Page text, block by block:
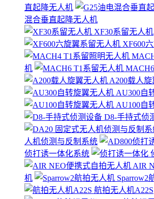
直起降无人机
混合垂直起降无人机
XF30系留无人机
XF600
机
A200载人
AU300自
AU100自
D8-手持式侦
人机侦测与反制系统
侦打诱一体化系统
AIR
机
Sparrow2
航拍无人机A22S